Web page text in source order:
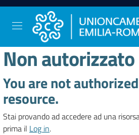
Vai al contenuto
Vai alla navigazione
Vai al footer
Comunicazione
e
Stampa
Non autorizzato
You are not
resource.
Stai provando ad accedere ad una
prima il Log in.